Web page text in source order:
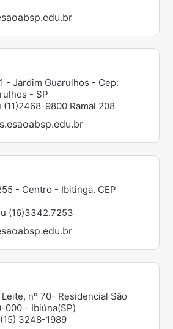
- Jardim Guarulhos - Cep:
- SP
(11)2468-9800 Ramal 208
- Centro - Ibitinga. CEP
(16)3342.7253
nº 70- Residencial São
000 - Ibiúna(SP)
3248-1989